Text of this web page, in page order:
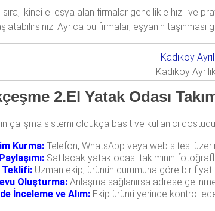
sıra, ikinci el eşya alan firmalar genellikle hızlı ve
Ayrıca bu firmalar, eşyanın
Kadıköy
2.El Yatak Odası
çalışma sistemi oldukça basit ve kullanıcı
Kurma: Telefon, WhatsApp veya web sitesi
Satılacak yatak odası takımının
Teklifi: Uzman ekip, ürünün durumuna göre bir fiyat
Oluşturma: Anlaşma sağlanırsa adrese
İnceleme ve Alım: Ekip ürünü yerinde kontrol